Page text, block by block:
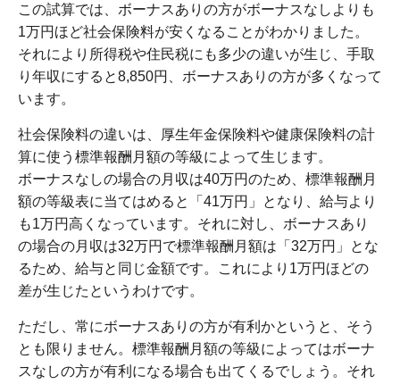
この試算では、ボーナスありの方がボーナスなしよりも
1万円ほど社会保険料が安くなることがわかりました。
それにより所得税や住民税にも多少の違いが生じ、手取
り年収にすると8,850円、ボーナスありの方が多くなって
います。
社会保険料の違いは、厚生年金保険料や健康保険料の計
算に使う標準報酬月額の等級によって生じます。
ボーナスなしの場合の月収は40万円のため、標準報酬月
額の等級表に当てはめると「41万円」となり、給与より
も1万円高くなっています。それに対し、ボーナスあり
の場合の月収は32万円で標準報酬月額は「32万円」とな
るため、給与と同じ金額です。これにより1万円ほどの
差が生じたというわけです。
ただし、常にボーナスありの方が有利かというと、そう
とも限りません。標準報酬月額の等級によってはボーナ
スなしの方が有利になる場合も出てくるでしょう。それ